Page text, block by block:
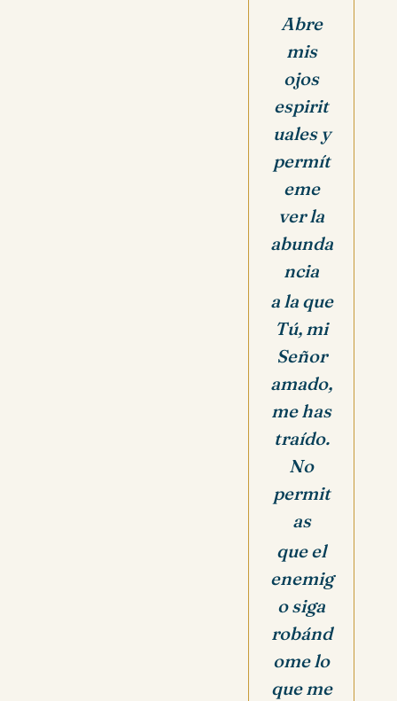
Abre
mis
ojos
espirit
uales y
permít
eme
ver la
abunda
ncia
a la que
Tú, mi
Señor
amado,
me has
traído.
No
permit
as
que el
enemig
o siga
robánd
ome lo
que me